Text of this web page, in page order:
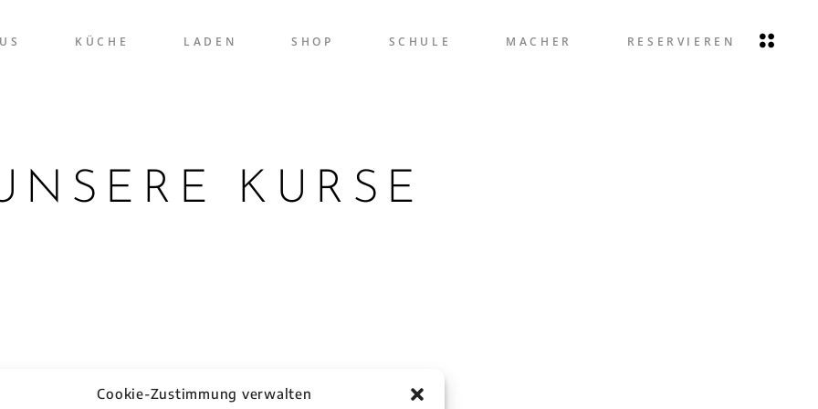
Cookie-Zustimmung verwalten
KÜCHE LADEN SHOP SCHULE MACHER RESERVIEREN
KURSE